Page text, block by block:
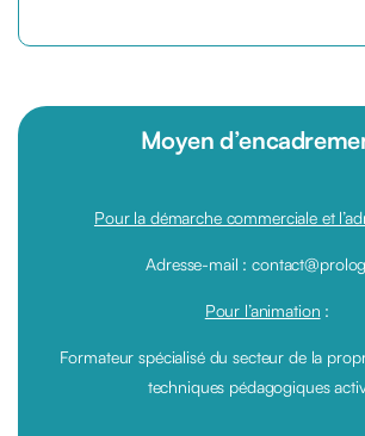
Moyen
Pour la démarche commerciale et
Adresse-mail :
Pour l’animation :
Formateur spécialisé du secteur de la
techniques pédagogiques